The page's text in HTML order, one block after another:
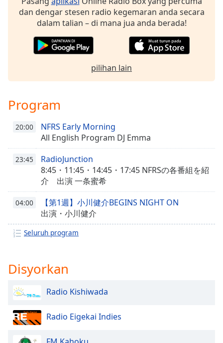
Color
Opacity
Edge
Style
Font
Reset
Close
Dialog
End
dan dengar stesen radio kegemaran anda secara
dalam talian – di mana jua anda berada!
pilihan lain
Program
20:00
NFRS Early Morning
All English Program DJ Emma
23:45
RadioJunction
8:45・11:45・14:45・17:45 NFRSの各番組を紹
介 出演 一条蜜希
04:00
【第1週】小川健介BEGINS NIGHT ON
出演・小川健介
Seluruh program
Disyorkan
Radio Kishiwada
Radio Eigekai Indies